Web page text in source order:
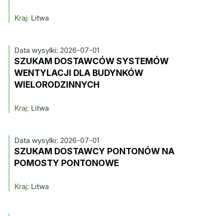
Kraj: Litwa
Data wysylki: 2026-07-01
SZUKAM DOSTAWCÓW SYSTEMÓW
WENTYLACJI DLA BUDYNKÓW
WIELORODZINNYCH
Kraj: Litwa
Data wysylki: 2026-07-01
SZUKAM DOSTAWCY PONTONÓW NA
POMOSTY PONTONOWE
Kraj: Litwa